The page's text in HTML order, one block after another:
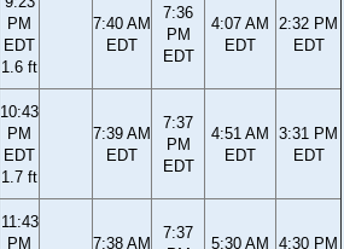
PM
EDT
1.6 ft
7:40 AM
EDT
7:36
PM
EDT
4:07 AM
EDT
2:32 PM
EDT
10:43
PM
EDT
1.7 ft
7:39 AM
EDT
7:37
PM
EDT
4:51 AM
EDT
3:31 PM
EDT
11:43
PM
7:38 AM
7:37
5:30 AM 4:30 PM